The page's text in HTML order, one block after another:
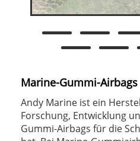
Marine-Gummi-Airbags
Andy Marine ist ein
Forschung, Entwicklung
Gummi-Airbags für die